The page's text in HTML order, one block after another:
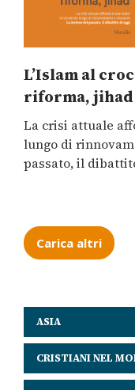
L’Islam al
riforma, jihad
La crisi attuale
lungo di
passato, il
Carica altri
ASIA
CRISTIANI NEL